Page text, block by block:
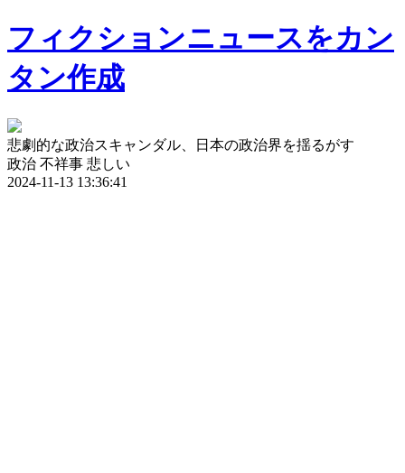
フィクションニュースをカン
タン作成
悲劇的な政治スキャンダル、日本の政治界を揺るがす
政治 不祥事 悲しい
2024-11-13 13:36:41